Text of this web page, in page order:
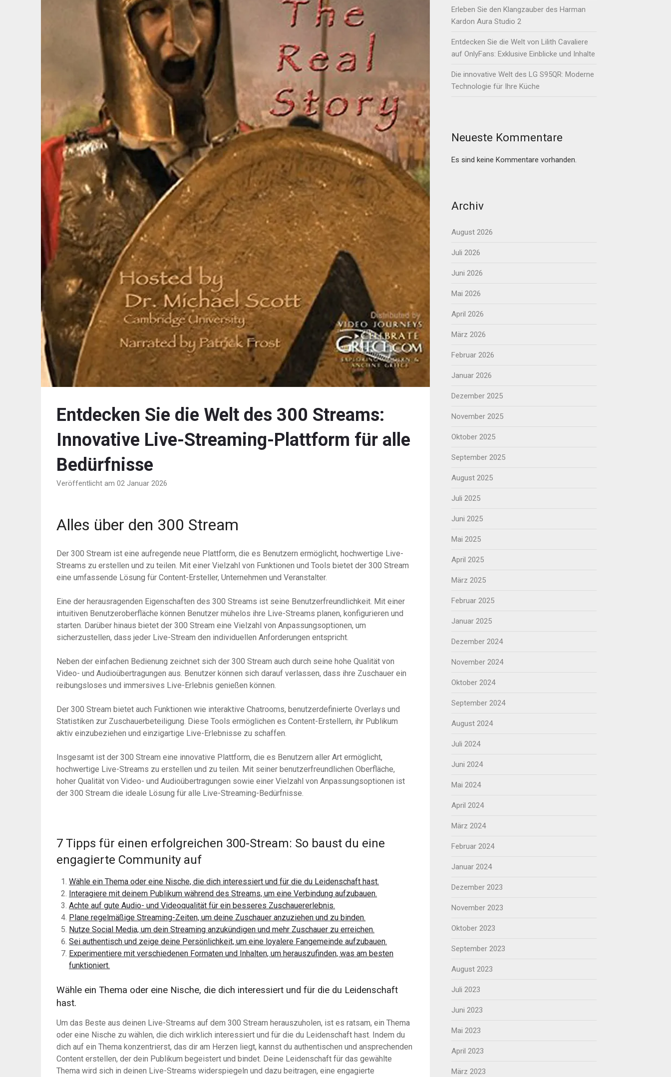
Entdecken Sie die Welt des 300 Streams:
Innovative Live-Streaming-Plattform für alle
Bedürfnisse
Veröffentlicht am 02 Januar 2026
Alles über den 300 Stream
Der 300 Stream ist eine aufregende neue Plattform, die es Benutzern ermöglicht, hochwertige Live-
Streams zu erstellen und zu teilen. Mit einer Vielzahl von Funktionen und Tools bietet der 300 Stream
eine umfassende Lösung für Content-Ersteller, Unternehmen und Veranstalter.
Eine der herausragenden Eigenschaften des 300 Streams ist seine Benutzerfreundlichkeit. Mit einer
intuitiven Benutzeroberfläche können Benutzer mühelos ihre Live-Streams planen, konfigurieren und
starten. Darüber hinaus bietet der 300 Stream eine Vielzahl von Anpassungsoptionen, um
sicherzustellen, dass jeder Live-Stream den individuellen Anforderungen entspricht.
Neben der einfachen Bedienung zeichnet sich der 300 Stream auch durch seine hohe Qualität von
Video- und Audioübertragungen aus. Benutzer können sich darauf verlassen, dass ihre Zuschauer ein
reibungsloses und immersives Live-Erlebnis genießen können.
Der 300 Stream bietet auch Funktionen wie interaktive Chatrooms, benutzerdefinierte Overlays und
Statistiken zur Zuschauerbeteiligung. Diese Tools ermöglichen es Content-Erstellern, ihr Publikum
aktiv einzubeziehen und einzigartige Live-Erlebnisse zu schaffen.
Insgesamt ist der 300 Stream eine innovative Plattform, die es Benutzern aller Art ermöglicht,
hochwertige Live-Streams zu erstellen und zu teilen. Mit seiner benutzerfreundlichen Oberfläche,
hoher Qualität von Video- und Audioübertragungen sowie einer Vielzahl von Anpassungsoptionen ist
der 300 Stream die ideale Lösung für alle Live-Streaming-Bedürfnisse.
7 Tipps für einen erfolgreichen 300-Stream: So baust du eine
engagierte Community auf
Wähle ein Thema oder eine Nische, die dich interessiert und für die du Leidenschaft hast.
Interagiere mit deinem Publikum während des Streams, um eine Verbindung aufzubauen.
Achte auf gute Audio- und Videoqualität für ein besseres Zuschauererlebnis.
Plane regelmäßige Streaming-Zeiten, um deine Zuschauer anzuziehen und zu binden.
Nutze Social Media, um dein Streaming anzukündigen und mehr Zuschauer zu erreichen.
Sei authentisch und zeige deine Persönlichkeit, um eine loyalere Fangemeinde aufzubauen.
Experimentiere mit verschiedenen Formaten und Inhalten, um herauszufinden, was am besten
funktioniert.
Wähle ein Thema oder eine Nische, die dich interessiert und für die du Leidenschaft
hast.
Um das Beste aus deinen Live-Streams auf dem 300 Stream herauszuholen, ist es ratsam, ein Thema
oder eine Nische zu wählen, die dich wirklich interessiert und für die du Leidenschaft hast. Indem du
dich auf ein Thema konzentrierst, das dir am Herzen liegt, kannst du authentischen und ansprechenden
Content erstellen, der dein Publikum begeistert und bindet. Deine Leidenschaft für das gewählte
Thema wird sich in deinen Live-Streams widerspiegeln und dazu beitragen, eine engagierte
Erleben Sie den Klangzauber des Harman
Kardon Aura Studio 2
Entdecken Sie die Welt von Lilith Cavaliere
auf OnlyFans: Exklusive Einblicke und Inhalte
Die innovative Welt des LG S95QR: Moderne
Technologie für Ihre Küche
Neueste Kommentare
Es sind keine Kommentare vorhanden.
Archiv
August 2026
Juli 2026
Juni 2026
Mai 2026
April 2026
März 2026
Februar 2026
Januar 2026
Dezember 2025
November 2025
Oktober 2025
September 2025
August 2025
Juli 2025
Juni 2025
Mai 2025
April 2025
März 2025
Februar 2025
Januar 2025
Dezember 2024
November 2024
Oktober 2024
September 2024
August 2024
Juli 2024
Juni 2024
Mai 2024
April 2024
März 2024
Februar 2024
Januar 2024
Dezember 2023
November 2023
Oktober 2023
September 2023
August 2023
Juli 2023
Juni 2023
Mai 2023
April 2023
März 2023